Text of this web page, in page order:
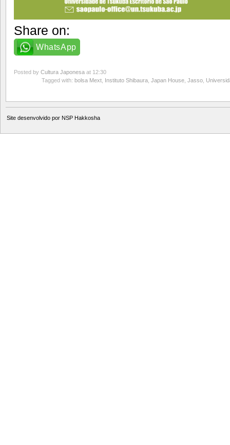
Share on:
WhatsApp
Posted by Cultura Japonesa at 12:30
Tagged with: bolsa Mext Instituto Shibaura Japan House Jasso
Site desenvolvido por NSP Hakkosha